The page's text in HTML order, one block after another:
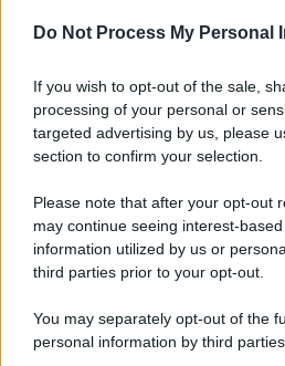
Do Not Process My Personal
If you wish to opt-out of the sale,
processing of your personal or
targeted advertising by us, please
section to confirm your selection.
Please note that after your opt-out
may continue seeing interest-
information utilized by us or
third parties prior to your opt-out.
You may separately opt-out of the
personal information by third